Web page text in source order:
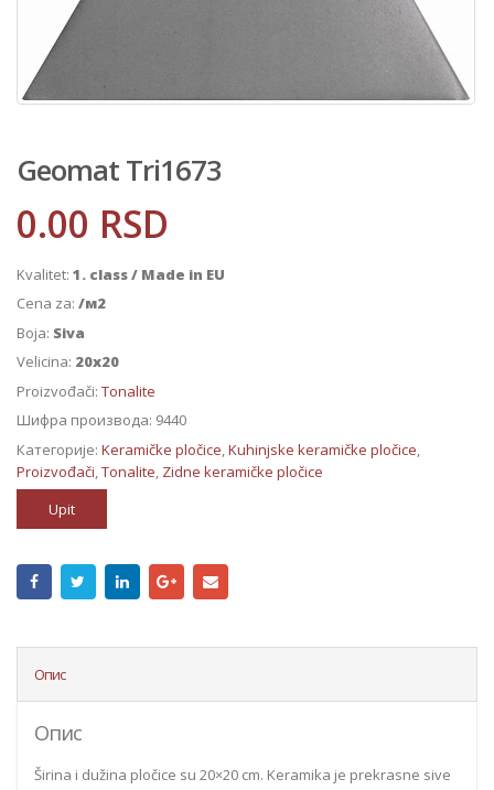
Geomat Tri1673
0.00 RSD
Kvalitet: 1. class / Made in EU
Cena za: /м2
Boja: Siva
Velicina: 20x20
Proizvođači: Tonalite
Шифра производа: 9440
Категорије: Keramičke pločice,Kuhinjske keramičke pločice,
Proizvođači,Tonalite, Zidne keramičke pločice
Upit
Опис
Опис
Širina i dužina pločice su 20×20 cm. Keramika je prekrasne sive